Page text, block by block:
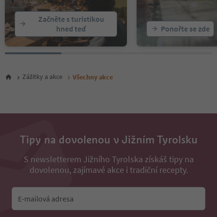
22
23
24
25
26
29
Začněte s turistikou
hned teď
Ponořte se zde
Zážitky a akce Všechny akce
Tipy na dovolenou v Jižním Tyrolsku
S newsletterem Jižního Tyrolska získáš tipy na
dovolenou, zajímavé akce i tradiční recepty.
E-mailová adresa